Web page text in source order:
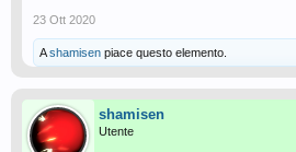
23 Ott 2020
Ashamisen piace questo elemento.
shamisen
Utente